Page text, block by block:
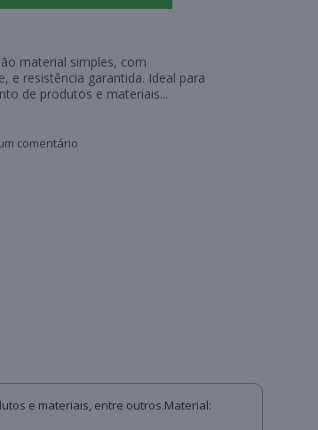
material simples, com
e resistência garantida. Ideal para
de produtos e materiais...
comentário
e materiais, entre outros.Material: